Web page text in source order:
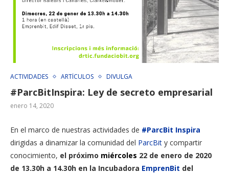
ACTIVIDADES ARTÍCULOS DIVULGA
#ParcBitInspira: Ley de secreto empresarial
enero 14, 2020
En el marco de nuestras actividades de #ParcBit Inspira
dirigidas a dinamizar la comunidad del ParcBit y compartir
conocimiento, el próximo miércoles 22 de enero de 2020
de 13.30h a 14.30h en la Incubadora EmprenBit del